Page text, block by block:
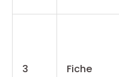
3 Fiche